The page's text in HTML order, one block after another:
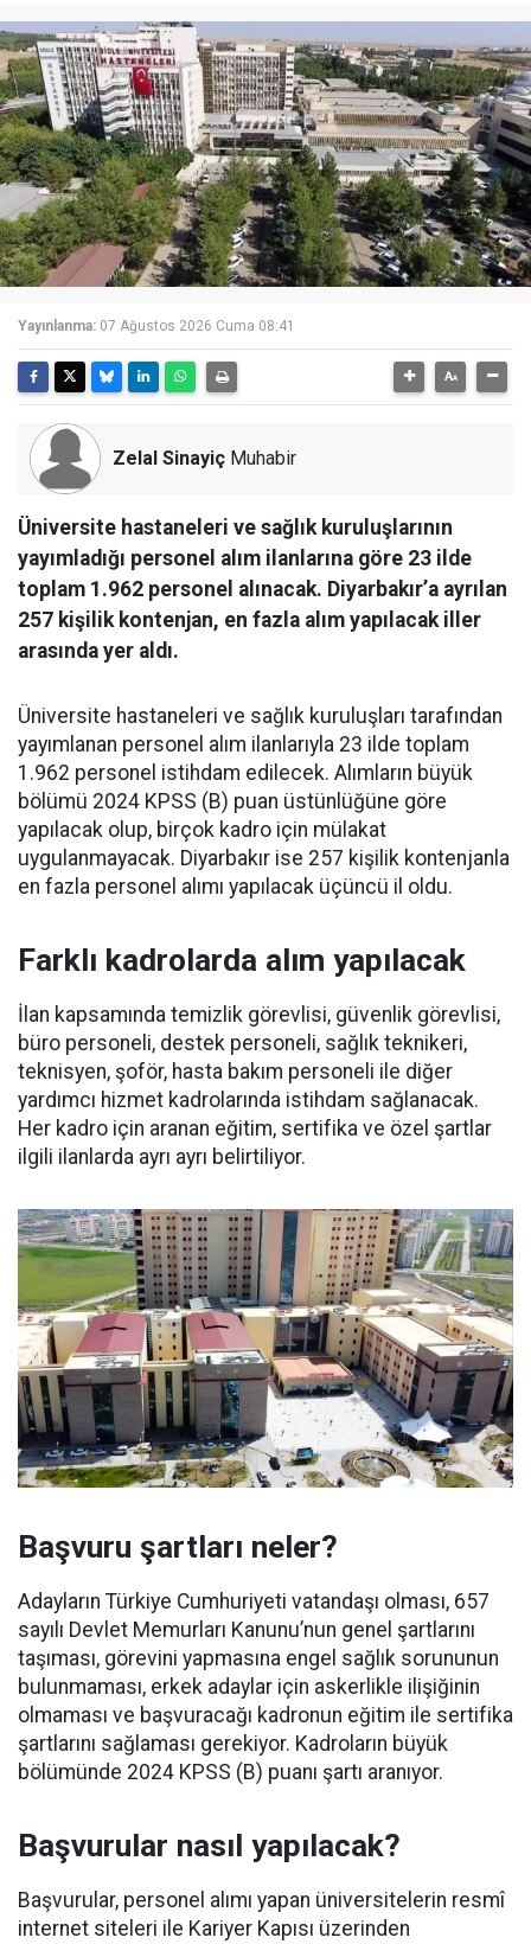
Yayınlanma: 07 Ağustos 2026 Cuma 08:41
Zelal Sinayiç Muhabir
Üniversite hastaneleri ve sağlık kuruluşlarının
yayımladığı personel alım ilanlarına göre 23 ilde
toplam 1.962 personel alınacak. Diyarbakır’a ayrılan
257 kişilik kontenjan, en fazla alım yapılacak iller
arasında yer aldı.
Üniversite hastaneleri ve sağlık kuruluşları tarafından
yayımlanan personel alım ilanlarıyla 23 ilde toplam
1.962 personel istihdam edilecek. Alımların büyük
bölümü 2024 KPSS (B) puan üstünlüğüne göre
yapılacak olup, birçok kadro için mülakat
uygulanmayacak. Diyarbakır ise 257 kişilik kontenjanla
en fazla personel alımı yapılacak üçüncü il oldu.
Farklı kadrolarda alım yapılacak
İlan kapsamında temizlik görevlisi, güvenlik görevlisi,
büro personeli, destek personeli, sağlık teknikeri,
teknisyen, şoför, hasta bakım personeli ile diğer
yardımcı hizmet kadrolarında istihdam sağlanacak.
Her kadro için aranan eğitim, sertifika ve özel şartlar
ilgili ilanlarda ayrı ayrı belirtiliyor.
Başvuru şartları neler?
Adayların Türkiye Cumhuriyeti vatandaşı olması, 657
sayılı Devlet Memurları Kanunu’nun genel şartlarını
taşıması, görevini yapmasına engel sağlık sorununun
bulunmaması, erkek adaylar için askerlikle ilişiğinin
olmaması ve başvuracağı kadronun eğitim ile sertifika
şartlarını sağlaması gerekiyor. Kadroların büyük
bölümünde 2024 KPSS (B) puanı şartı aranıyor.
Başvurular nasıl yapılacak?
Başvurular, personel alımı yapan üniversitelerin resmî
internet siteleri ile Kariyer Kapısı üzerinden